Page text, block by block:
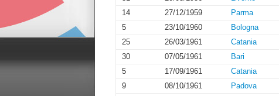
14
27/12/1959 Parma
5
23/10/1960 Bologna
25
26/03/1961 Catania
30
07/05/1961 Bari
5
17/09/1961 Catania
9
08/10/1961 Padova